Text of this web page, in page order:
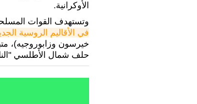
الأوكرانية.
وتستهدف القوات
في الأقاليم الروسية
خيرسون وزابوروجيه)،
حلف شمال الأطلسي